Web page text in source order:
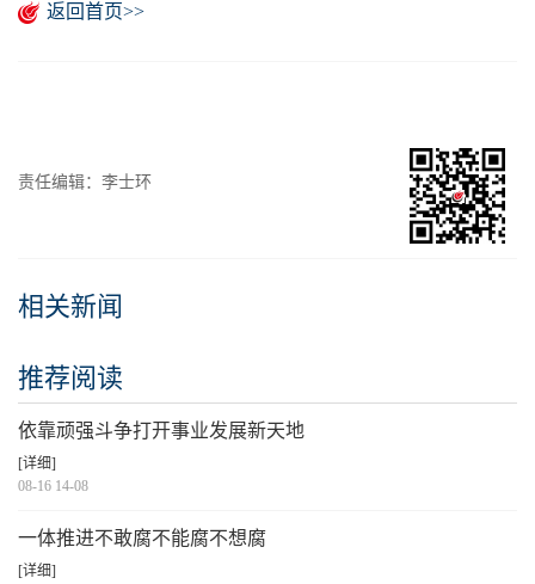
返回首页>>
责任编辑：李士环
相关新闻
推荐阅读
依靠顽强斗争打开事业发展新天地
[详细]
08-16 14-08
一体推进不敢腐不能腐不想腐
[详细]